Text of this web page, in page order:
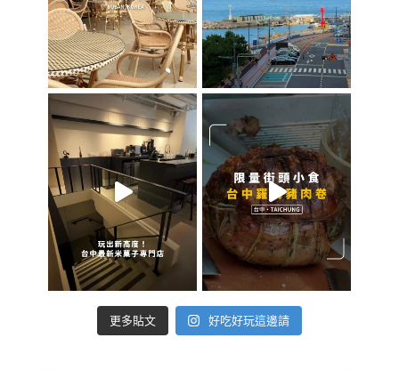
更多貼文 好吃好玩這邊請